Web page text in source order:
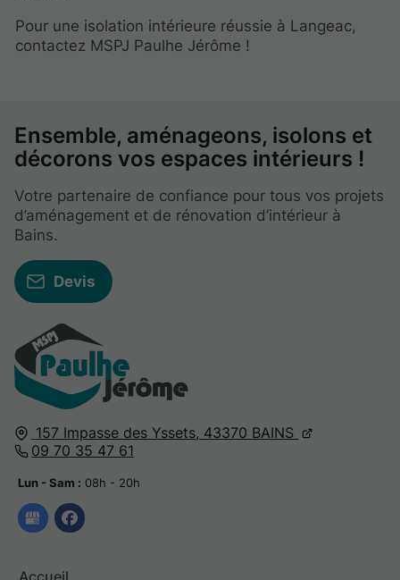
Pour une isolation intérieure réussie à Langeac,
contactez MSPJ Paulhe Jérôme !
157 Impasse des Yssets, 43370 BAINS
09 70 35 47 61
Lun - Sam : 08h - 20h
Accueil
Ensemble, aménageons, isolons et
décorons vos espaces intérieurs !
Votre partenaire de confiance pour tous vos projets
d’aménagement et de rénovation d’intérieur à
Bains.
Devis